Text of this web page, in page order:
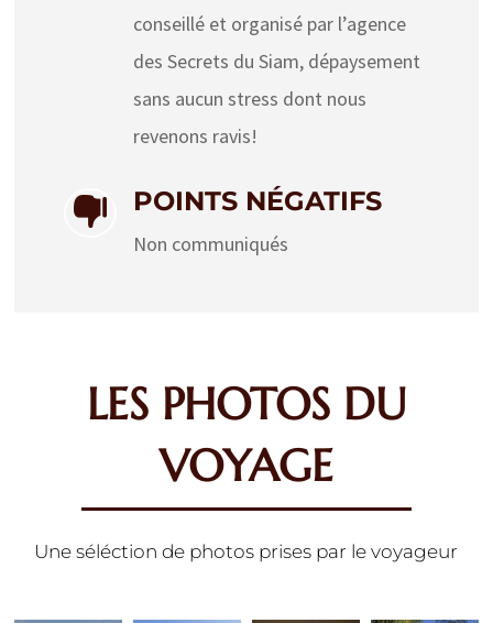
conseillé et organisé par l’agence
des Secrets du Siam, dépaysement
sans aucun stress dont nous
revenons ravis!
 POINTS NÉGATIFS
Non communiqués
LES PHOTOS DU
VOYAGE
Une séléction de photos prises par le voyageur